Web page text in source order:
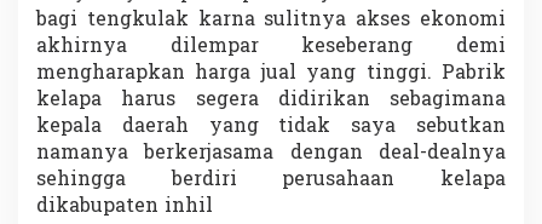
bagi tengkulak karna sulitnya akses ekonomi
akhirnya dilempar keseberang demi
mengharapkan harga jual yang tinggi. Pabrik
kelapa harus segera didirikan sebagimana
kepala daerah yang tidak saya sebutkan
namanya berkerjasama dengan deal-dealnya
sehingga berdiri perusahaan kelapa
dikabupaten inhil